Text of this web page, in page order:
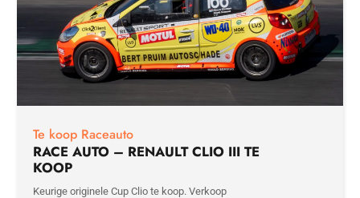
Te koop Raceauto
RACE AUTO – RENAULT CLIO III TE
KOOP
Keurige originele Cup Clio te koop. Verkoop